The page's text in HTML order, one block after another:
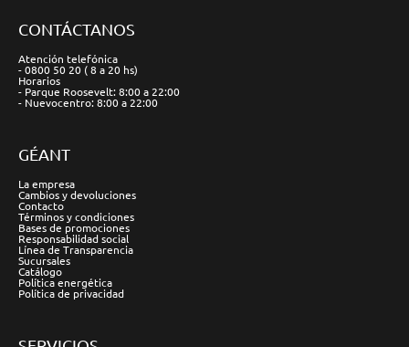
CONTÁCTANOS
Atención telefónica
- 0800 50 20 ( 8 a 20 hs)
Horarios
- Parque Roosevelt: 8:00 a 22:00
- Nuevocentro: 8:00 a 22:00
GÉANT
La empresa
Cambios y devoluciones
Contacto
Términos y condiciones
Bases de promociones
Responsabilidad social
Línea de Transparencia
Sucursales
Catálogo
Política energética
Política de privacidad